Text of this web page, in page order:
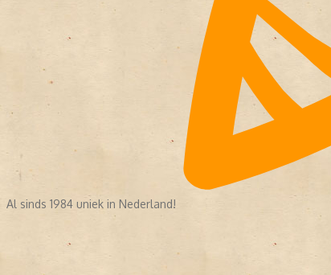
Al sinds 1984 uniek in Nederland!